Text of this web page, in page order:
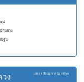
๔
านยาง
ปฐม
แสดง 1 ถึง 22 จาก 22 ผลลัพธ์
ง